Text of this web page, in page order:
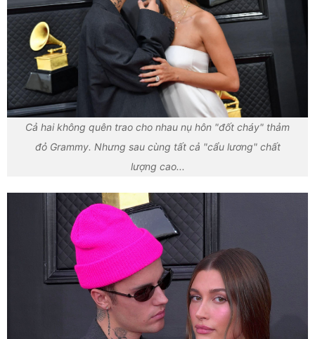
Cả hai không quên trao cho nhau nụ hôn "đốt cháy" thảm
đỏ Grammy. Nhưng sau cùng tất cả "cẩu lương" chất
lượng cao...